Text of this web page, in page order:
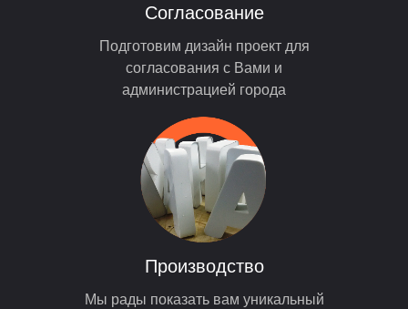
Подготовим дизайн проект для
согласования с Вами и
администрацией города
Согласование
Мы рады показать вам уникальный
Производство